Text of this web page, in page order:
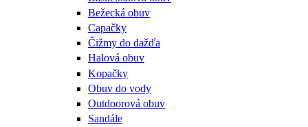
Bežecká obuv
Capačky
Čižmy do dažďa
Halová obuv
Kopačky
Obuv do vody
Outdoorová obuv
Sandále